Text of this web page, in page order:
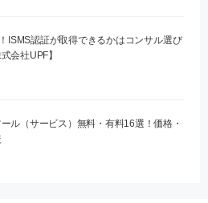
ISMS認証が取得できるかはコンサル選び
会社UPF】
ル（サービス）無料・有料16選！価格・